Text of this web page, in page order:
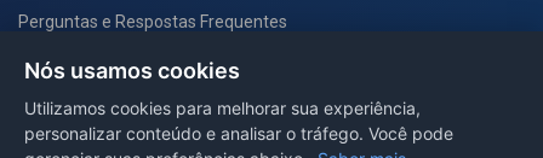
Perguntas e Respostas Frequentes
Nós usamos cookies
Utilizamos cookies para melhorar sua experiência,
personalizar conteúdo e analisar o tráfego. Você pode